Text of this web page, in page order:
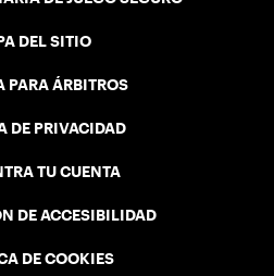
DEL SITIO
PARA ÁRBITROS
DE PRIVACIDAD
TU CUENTA
DE ACCESIBILIDAD
DE COOKIES